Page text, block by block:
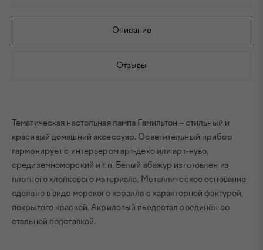
Описание
Отзывы
Тематическая настольная лампа Гамильтон – стильный и
красивый домашний аксессуар. Осветительный прибор
гармонирует с интерьером арт-деко или арт-нуво,
средиземноморский и т.п. Белый абажур изготовлен из
плотного хлопкового материала. Металлическое основание
сделано в виде морского коралла с характерной фактурой,
покрытого краской. Акриловый пьедестал соединён со
стальной подставкой.